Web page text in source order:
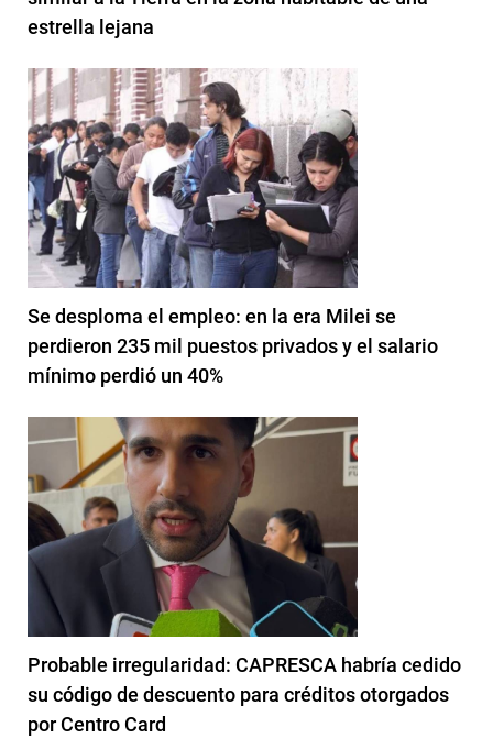
estrella lejana
Se desploma el empleo: en la era Milei se
perdieron 235 mil puestos privados y el salario
mínimo perdió un 40%
Probable irregularidad: CAPRESCA habría cedido
su código de descuento para créditos otorgados
por Centro Card